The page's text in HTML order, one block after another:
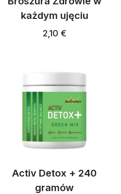
każdym ujęciu
2,10 €
Activ Detox + 240
gramów